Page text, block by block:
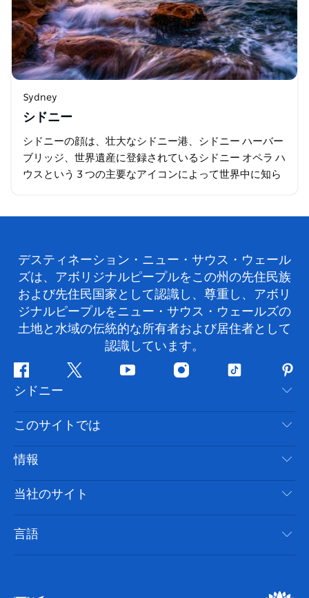
Sydney
シドニー
シドニーの顔は、壮大なシドニー港、シドニー ハーバー
ブリッジ、世界遺産に登録されているシドニー オペラ ハ
ウスという 3 つの主要なアイコンによって世界中に知ら
デスティネーション・ニュー・サウス・ウェール
ズは、アボリジナルピープルをこの州の先住民族
および先住民国家として認識し、尊重し、アボリ
ジナルピープルをニュー・サウス・ウェールズの
土地と水域の伝統的な所有者および居住者として
認識しています。
フ
ェ
イ
ス
ブ
ッ
ク
ツ
ッ
タ
ー
ユ
チ
ー
イ
ス
グ
ム
テ
ッ
ト
ク
ピ
ン
タ
レ
ス
ト
シドニー
お問い合わせ
免責事項
クッキーに関する通知
このサイトでは
目的地
やるべきこと
イベント
宿泊施設
情報
旅行情報
アクセシブルシドニー
ビジネスを登録する
当社のサイト
言語